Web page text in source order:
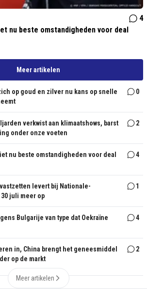
4
nu beste omstandigheden voor deal
Meer artikelen
op goud en zilver nu kans op snelle
0
verkwist aan klimaatshows, barst
onder onze voeten
2
nu beste omstandigheden voor deal
4
levert bij Nationale-
juli meer op
1
Bulgarije van type dat Oekraïne
4
in, China brengt het geneesmiddel
op de markt
2
Meer artikelen